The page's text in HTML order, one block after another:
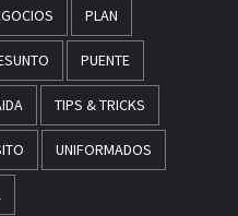
PLAN
PUENTE
TIPS & TRICKS
UNIFORMADOS